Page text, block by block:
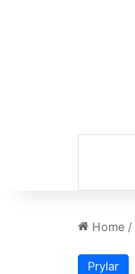
Home /
Prylar